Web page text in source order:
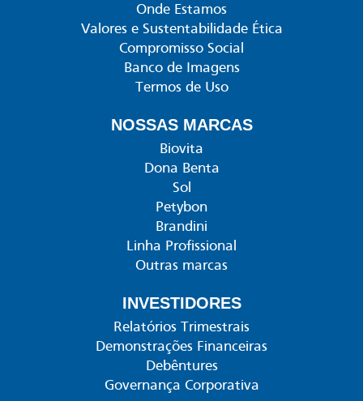
Onde Estamos
Valores e Sustentabilidade Ética
Compromisso Social
Banco de Imagens
Termos de Uso
NOSSAS MARCAS
Biovita
Dona Benta
Sol
Petybon
Brandini
Linha Profissional
Outras marcas
INVESTIDORES
Relatórios Trimestrais
Demonstrações Financeiras
Debêntures
Governança Corporativa